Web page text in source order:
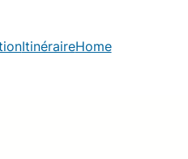
Home
Itinéraire